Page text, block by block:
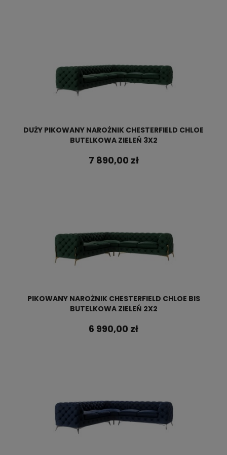
DUŻY PIKOWANY NAROŻNIK CHESTERFIELD CHLOE
BUTELKOWA ZIELEŃ 3X2
7 890,00 zł
PIKOWANY NAROŻNIK CHESTERFIELD CHLOE BIS
BUTELKOWA ZIELEŃ 2X2
6 990,00 zł